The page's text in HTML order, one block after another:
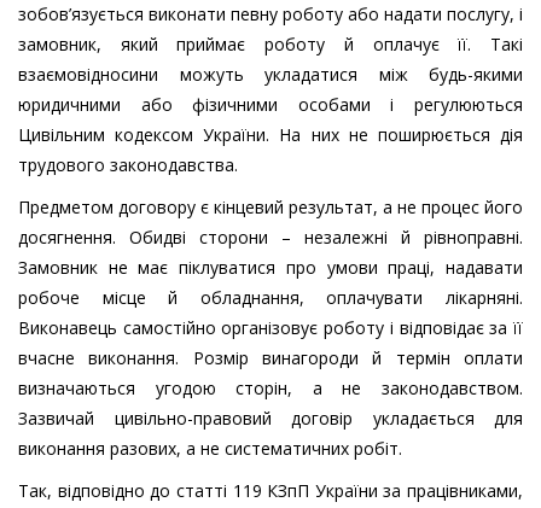
зобов’язується виконати певну роботу або надати послугу, і
замовник, який приймає роботу й оплачує її. Такі
взаємовідносини можуть укладатися між будь-якими
юридичними або фізичними особами і регулюються
Цивільним кодексом України. На них не поширюється дія
трудового законодавства.
Предметом договору є кінцевий результат, а не процес його
досягнення. Обидві сторони – незалежні й рівноправні.
Замовник не має піклуватися про умови праці, надавати
робоче місце й обладнання, оплачувати лікарняні.
Виконавець самостійно організовує роботу і відповідає за її
вчасне виконання. Розмір винагороди й термін оплати
визначаються угодою сторін, а не законодавством.
Зазвичай цивільно-правовий договір укладається для
виконання разових, а не систематичних робіт.
Так, відповідно до статті 119 КЗпП України за працівниками,